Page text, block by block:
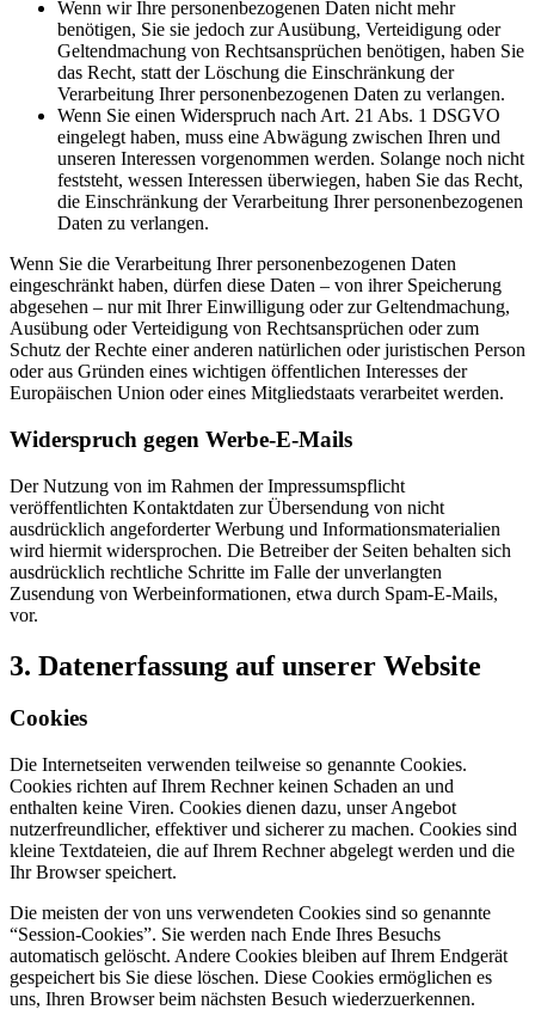
Wenn wir Ihre personenbezogenen Daten nicht mehr
benötigen, Sie sie jedoch zur Ausübung, Verteidigung oder
Geltendmachung von Rechtsansprüchen benötigen, haben Sie
das Recht, statt der Löschung die Einschränkung der
Verarbeitung Ihrer personenbezogenen Daten zu verlangen.
Wenn Sie einen Widerspruch nach Art. 21 Abs. 1 DSGVO
eingelegt haben, muss eine Abwägung zwischen Ihren und
unseren Interessen vorgenommen werden. Solange noch nicht
feststeht, wessen Interessen überwiegen, haben Sie das Recht,
die Einschränkung der Verarbeitung Ihrer personenbezogenen
Daten zu verlangen.
Wenn Sie die Verarbeitung Ihrer personenbezogenen Daten
eingeschränkt haben, dürfen diese Daten – von ihrer Speicherung
abgesehen – nur mit Ihrer Einwilligung oder zur Geltendmachung,
Ausübung oder Verteidigung von Rechtsansprüchen oder zum
Schutz der Rechte einer anderen natürlichen oder juristischen Person
oder aus Gründen eines wichtigen öffentlichen Interesses der
Europäischen Union oder eines Mitgliedstaats verarbeitet werden.
Widerspruch gegen Werbe-E-Mails
Der Nutzung von im Rahmen der Impressumspflicht
veröffentlichten Kontaktdaten zur Übersendung von nicht
ausdrücklich angeforderter Werbung und Informationsmaterialien
wird hiermit widersprochen. Die Betreiber der Seiten behalten sich
ausdrücklich rechtliche Schritte im Falle der unverlangten
Zusendung von Werbeinformationen, etwa durch Spam-E-Mails,
vor.
3. Datenerfassung auf unserer Website
Cookies
Die Internetseiten verwenden teilweise so genannte Cookies.
Cookies richten auf Ihrem Rechner keinen Schaden an und
enthalten keine Viren. Cookies dienen dazu, unser Angebot
nutzerfreundlicher, effektiver und sicherer zu machen. Cookies sind
kleine Textdateien, die auf Ihrem Rechner abgelegt werden und die
Ihr Browser speichert.
Die meisten der von uns verwendeten Cookies sind so genannte
“Session-Cookies”. Sie werden nach Ende Ihres Besuchs
automatisch gelöscht. Andere Cookies bleiben auf Ihrem Endgerät
gespeichert bis Sie diese löschen. Diese Cookies ermöglichen es
uns, Ihren Browser beim nächsten Besuch wiederzuerkennen.